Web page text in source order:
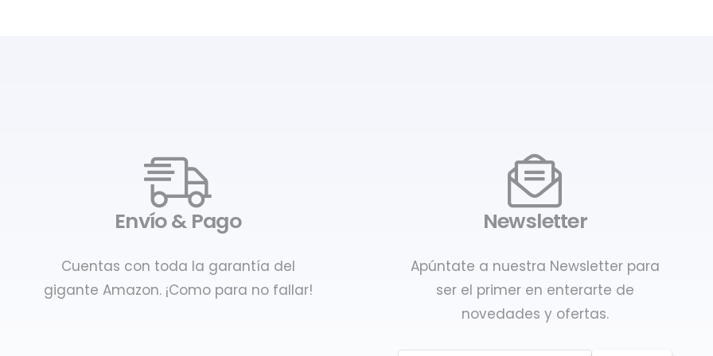
Envío & Pago
Cuentas con toda la garantía del
gigante Amazon. ¡Como para no fallar!
Newsletter
Apúntate a nuestra Newsletter para
ser el primer en enterarte de
novedades y ofertas.